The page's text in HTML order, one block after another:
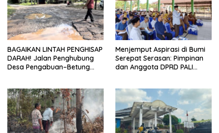
BAGAIKAN LINTAH PENGHISAP
DARAH! Jalan Penghubung
Desa Pengabuan–Betung
Kerok
Menjemput Aspirasi di Bumi
Serepat Serasan: Pimpinan
dan Anggota DPRD PALI
Melalui Reses Ke-2 Tahun
2026